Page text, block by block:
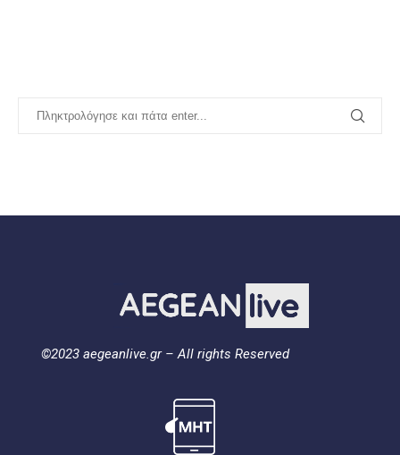
©2023 aegeanlive.gr – All rights Reserved